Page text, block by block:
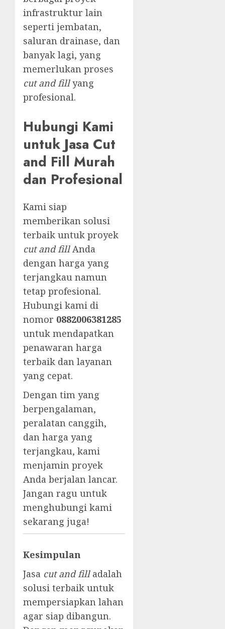
infrastruktur lain
seperti jembatan,
saluran drainase, dan
banyak lagi, yang
memerlukan proses
cut and fillyang
profesional.
Hubungi Kami
untuk Jasa Cut
and Fill Murah
dan Profesional
Kami siap
memberikan solusi
terbaik untuk proyek
cut and fillAnda
dengan harga yang
terjangkau namun
tetap profesional.
Hubungi kami di
nomor 0882006381285
untuk mendapatkan
penawaran harga
terbaik dan layanan
yang cepat.
Dengan tim yang
berpengalaman,
peralatan canggih,
dan harga yang
terjangkau, kami
menjamin proyek
Anda berjalan lancar.
Jangan ragu untuk
menghubungi kami
sekarang juga!
Kesimpulan
Jasa cut and filladalah
solusi terbaik untuk
mempersiapkan lahan
agar siap dibangun.